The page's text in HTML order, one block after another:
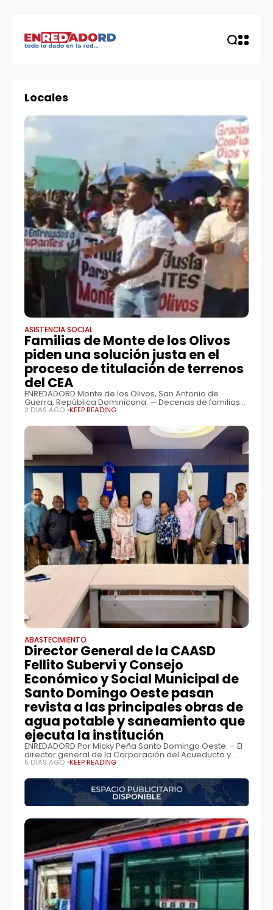
Locales
ASISTENCIA SOCIAL
Familias de Monte de los Olivos
piden una solución justa en el
proceso de titulación de terrenos
del CEA
ENREDADORD Monte de los Olivos, San Antonio de
Guerra, República Dominicana. — Decenas de familias
residentes en la comunidad de Monte de los Olivos
2 DÍAS AGO KEEP READING
ABASTECIMIENTO
Director General de la CAASD
Fellito Subervi y Consejo
Económico y Social Municipal de
Santo Domingo Oeste pasan
revista a las principales obras de
agua potable y saneamiento que
ejecuta la institución
ENREDADORD Por Micky Peña Santo Domingo Oeste. – El
director general de la Corporación del Acueducto y
Alcantarillado de Santo Domingo (CAASD), Felipe
5 DÍAS AGO KEEP READING